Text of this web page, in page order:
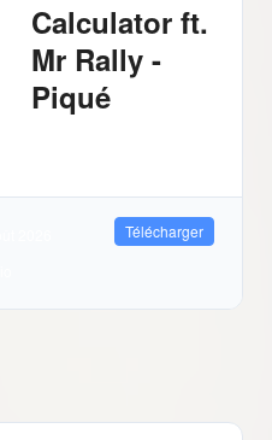
Calculator ft.
Mr Rally -
Piqué
Télécharger